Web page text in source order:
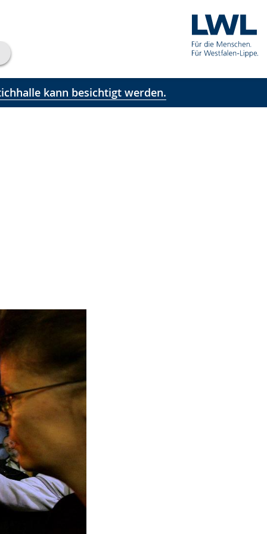
kann besichtigt werden.